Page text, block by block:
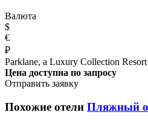
Валюта
$
€
₽
Parklane, a Luxury Collection
Цена доступна по запросу
Отправить заявку
Похожие отели Пляжный